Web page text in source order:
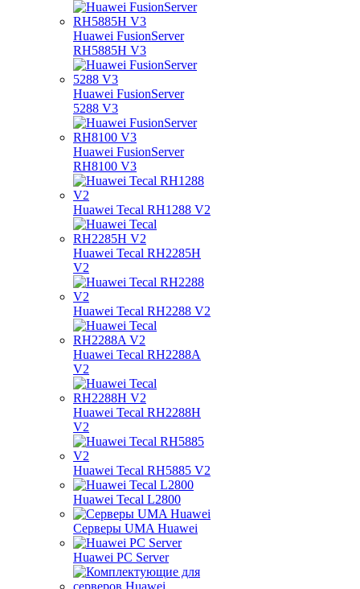
Huawei FusionServer
RH5885H V3
Huawei FusionServer
5288 V3
Huawei FusionServer
RH8100 V3
Huawei Tecal RH1288 V2
Huawei Tecal RH2285H
V2
Huawei Tecal RH2288 V2
Huawei Tecal RH2288A
V2
Huawei Tecal RH2288H
V2
Huawei Tecal RH5885 V2
Huawei Tecal L2800
Серверы UMA Huawei
Huawei PC Server